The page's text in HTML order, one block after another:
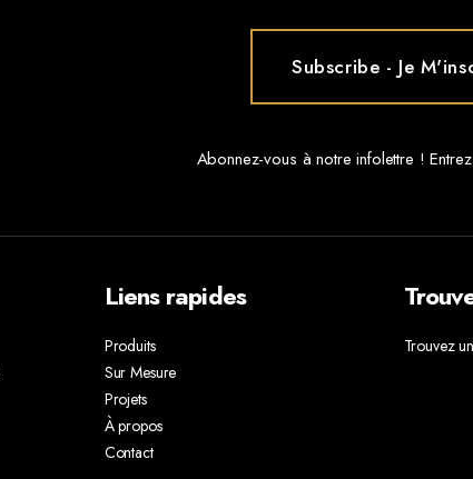
Abonnez-vous à notre infolettre !
Liens rapides
Produits
Sur Mesure
Projets
À propos
Contact
Trouvez